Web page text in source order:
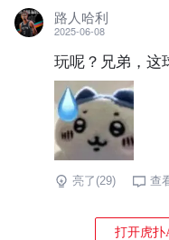
路人哈利
2025-06-08
玩呢？兄弟，这
亮了(29) 查
打开虎扑